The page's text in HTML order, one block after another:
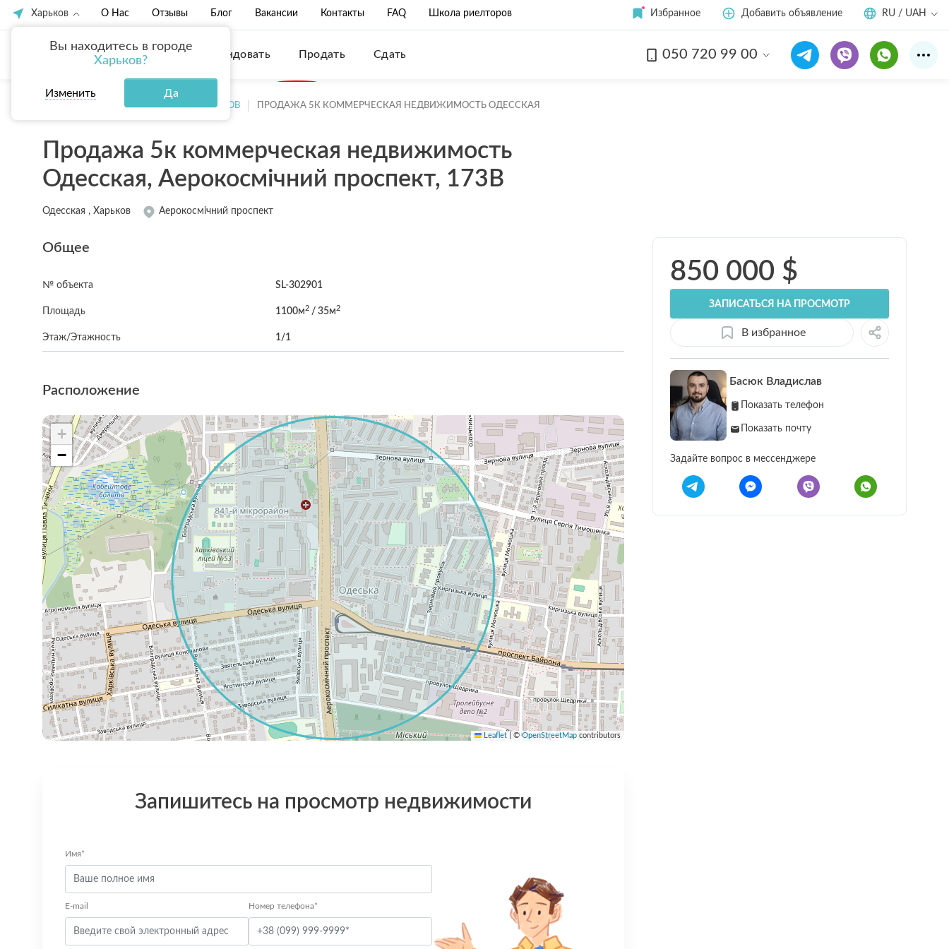
Харьков
Вы находитесь в городе
Харьков?
Изменить Да
О Нас Отзывы Блог Вакансии Контакты FAQ Школа риелторов Избранное Добавить объявление RU / UAH
Купить Арендовать Продать Сдать 050 720 99 00Смотреть все18 фото
ПРОДАЖА КВАРТИР ХАРЬКОВ ПРОДАЖА 5К КОММЕРЧЕСКАЯ НЕДВИЖИМОСТЬ ОДЕССКАЯ
Продажа 5к коммерческая недвижимость
Одесская, Аерокосмічний проспект, 173В
Одесская , Харьков Аерокосмічний проспект
Общее
№ объекта SL-302901
Площадь 1100м2/ 35м2
Этаж/Этажность 1/1
Расположение
+
−
Leaflet | ©OpenStreetMap contributors
Запишитесь на просмотр недвижимости
Имя*
E-mail Номер телефона*
850 000 $
ЗАПИСАТЬСЯ НА ПРОСМОТР
В избранное
Басюк Владислав
Показать телефон
Показать почту
Задайте вопрос в мессенджере